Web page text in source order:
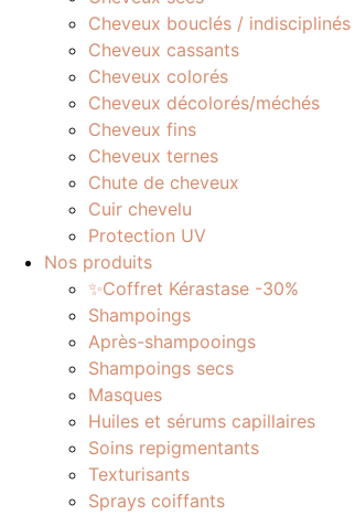
Cheveux bouclés / indisciplinés
Cheveux cassants
Cheveux colorés
Cheveux décolorés/méchés
Cheveux fins
Cheveux ternes
Chute de cheveux
Cuir chevelu
Protection UV
Nos produits
✨Coffret Kérastase -30%
Shampoings
Après-shampooings
Shampoings secs
Masques
Huiles et sérums capillaires
Soins repigmentants
Texturisants
Sprays coiffants